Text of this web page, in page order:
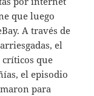
que luego
A través de
el
críticos que
el episodio
para